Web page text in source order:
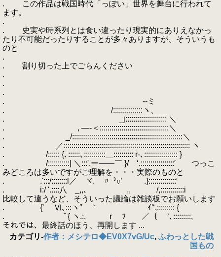
. この作品は戦国時代「っぽい」世界を舞台に行われて
ます。
.
. 史実や時系列とは食い違ったり現実的にありえなかっ
たり不可能だったりすることが多々ありますが、そういうも
のと
.
. 割り切った上でごらんください
.
.
.
. --ミ
. /:::::::::::::::ヽ、
. _j::::::::::::::::::::: ＼
. , ―-＜:::::::::::::::::::::::::::::::::::＼
. _/::::::::::::::::::::::::::::::::::::::::::::::::::::::::＼
. ／:::::::::::::::::::::::::::::::::::::::::::::::::::::::::::::::: ヽ
. /:::::: {､::::::､:::::::::::＿:::::::::: r-､::::::::::::::::: }
. /:::::::::::| ＼:::'.ー――￣ }/ ‘.:::::::::::::::::′ つっこ
みどころは多いですがご理解を・・・実際のものと
. .':::/::::::::l／ ヾ. 〃 ㍉’ .}::::::::::::::′
. i:/ '.::::八 _,,､ ,, /,::::::::::::i
比較して違うなど、そういった議論は雑談板でお願いします
. {' Ⅵ､:::ヽ″ ｀ ｲ'‘,::::::::: {
. ﾞ{ ヽ.:, r ﾌ ／｛ ‘､:::::::::,
それでは、最終話のほう、再開します ...
カテゴリ-作者：メシテロ◆EV0X7vG/Uc, ふわっとした戦
国もの